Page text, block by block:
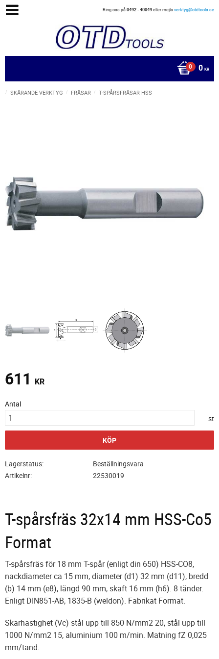
Ring oss på0492 - 40049eller mejlaverktyg@otdtools.se
0 KR
SKÄRANDE VERKTYG FRÄSAR T-SPÅRSFRÄSAR HSS
611 KR
Antal
st
KÖP
Lagerstatus
Beställningsvara
Artikelnr
22530019
T-spårsfräs 32x14 mm HSS-Co5
Format
T-spårsfräs för 18 mm T-spår (enligt din 650) HSS-CO8,
nackdiameter ca 15 mm, diameter (d1) 32 mm (d11), bredd
(b) 14 mm (e8), längd 90 mm, skaft 16 mm (h6). 8 tänder.
Enligt DIN851-AB, 1835-B (weldon). Fabrikat Format.
Skärhastighet (Vc) stål upp till 850 N/mm2 20, stål upp till
1000 N/mm2 15, aluminium 100 m/min. Matning fZ 0,025
mm/tand.